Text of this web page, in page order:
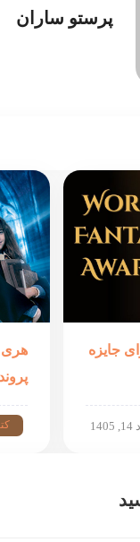
پرستو ساران
جایزه
هری